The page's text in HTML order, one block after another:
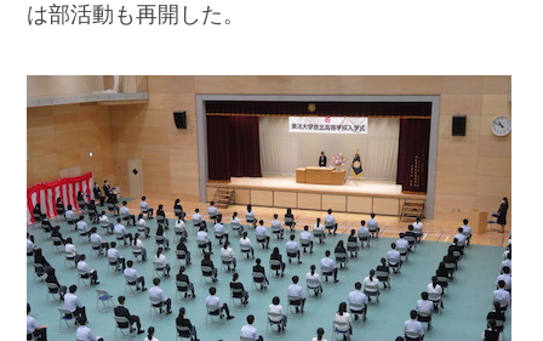
は部活動も再開した。